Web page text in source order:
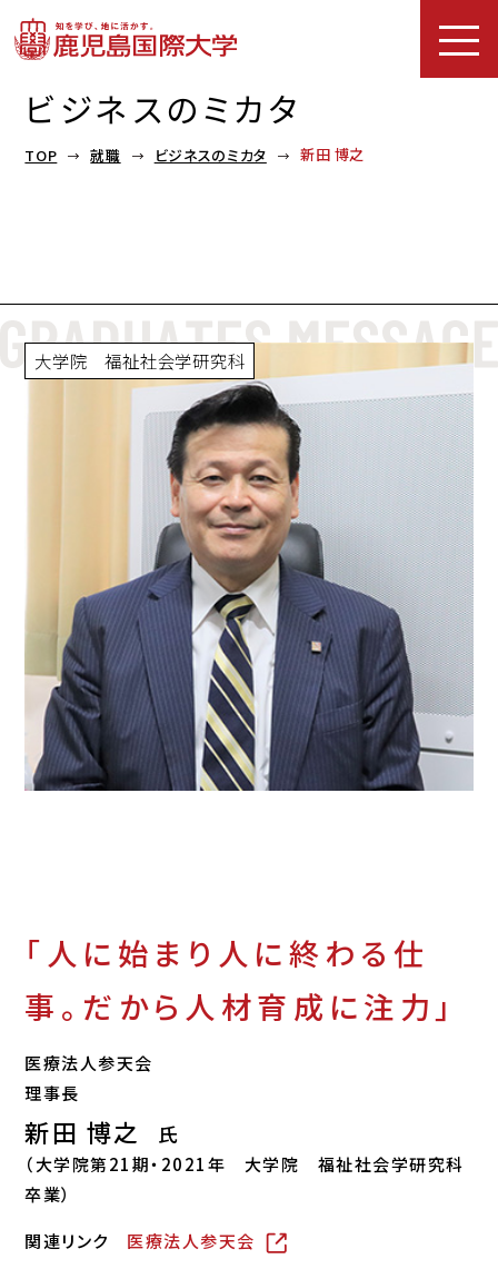
ビジネスのミカタ
TOP 就職 ビジネスのミカタ 新田 博之
大学院 福祉社会学研究科
「人に始まり人に終わる仕
事。だから人材育成に注力」
医療法人参天会
理事長
新田 博之 氏
（大学院第21期・2021年 大学院 福祉社会学研究科
卒業）
関連リンク 医療法人参天会